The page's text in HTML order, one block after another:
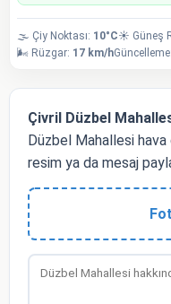
🌫️ Çiy Noktası: 10°C☀️ Güneş
🌬️ Rüzgar: 17 km/h
Çivril Düzbel
Düzbel Mahallesi
resim ya da mesaj